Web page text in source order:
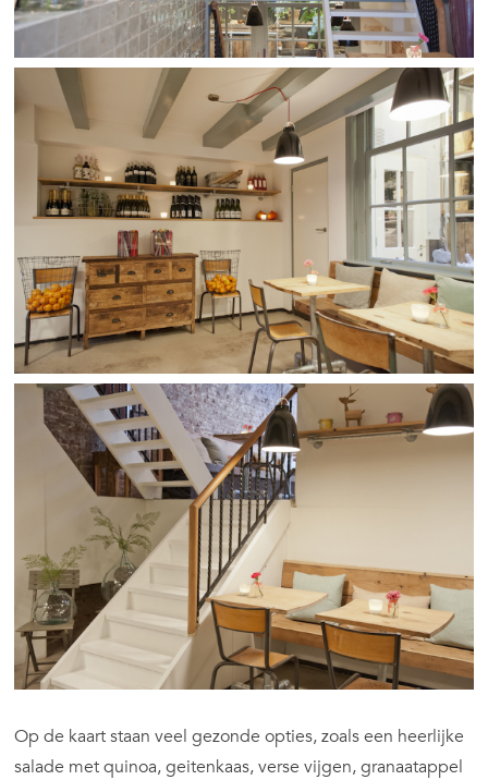
Op de kaart staan veel gezonde opties, zoals een heerlijke
salade met quinoa, geitenkaas, verse vijgen, granaatappel